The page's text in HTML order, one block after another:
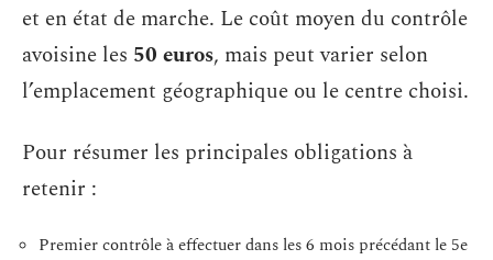
et en état de marche. Le coût moyen du contrôle
avoisine les 50 euros, mais peut varier selon
l’emplacement géographique ou le centre choisi.
Pour résumer les principales obligations à
retenir :
Premier contrôle à effectuer dans les 6 mois précédant le 5e